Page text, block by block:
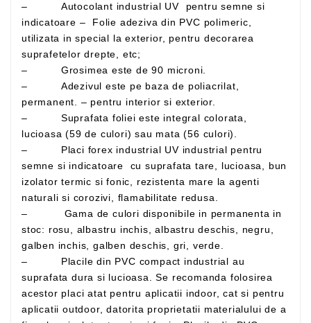
– Autocolant industrial UV pentru semne si
indicatoare – Folie adeziva din PVC polimeric,
utilizata in special la exterior, pentru decorarea
suprafetelor drepte, etc;
– Grosimea este de 90 microni.
– Adezivul este pe baza de poliacrilat,
permanent. – pentru interior si exterior.
– Suprafata foliei este integral colorata,
lucioasa (59 de culori) sau mata (56 culori).
– Placi forex industrial UV industrial pentru
semne si indicatoare cu suprafata tare, lucioasa, bun
izolator termic si fonic, rezistenta mare la agenti
naturali si corozivi, flamabilitate redusa.
– Gama de culori disponibile in permanenta in
stoc: rosu, albastru inchis, albastru deschis, negru,
galben inchis, galben deschis, gri, verde.
– Placile din PVC compact industrial au
suprafata dura si lucioasa. Se recomanda folosirea
acestor placi atat pentru aplicatii indoor, cat si pentru
aplicatii outdoor, datorita proprietatii materialului de a